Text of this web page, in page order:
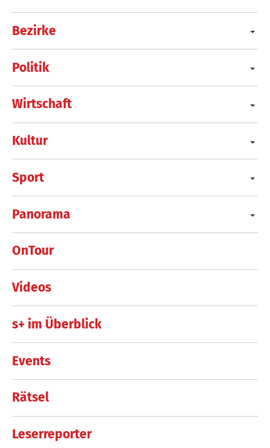
Bezirke
Politik
Wirtschaft
Kultur
Sport
Panorama
OnTour
Videos
s+ im Überblick
Events
Rätsel
Leserreporter